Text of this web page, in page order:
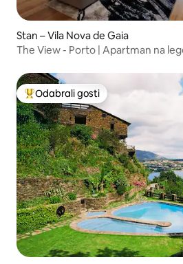
Stan – Vila Nova de Gaia
The View - Porto | Apartman na
Među najviše rangiranima s
Odabrali gosti